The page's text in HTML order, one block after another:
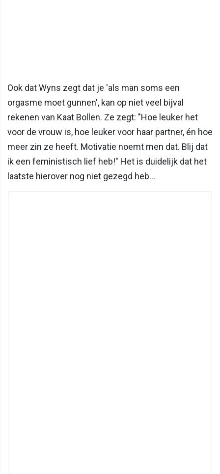
Ook dat Wyns zegt dat je 'als man soms een
orgasme moet gunnen', kan op niet veel bijval
rekenen van Kaat Bollen. Ze zegt: "Hoe leuker het
voor de vrouw is, hoe leuker voor haar partner, én hoe
meer zin ze heeft. Motivatie noemt men dat. Blij dat
ik een feministisch lief heb!" Het is duidelijk dat het
laatste hierover nog niet gezegd heb...